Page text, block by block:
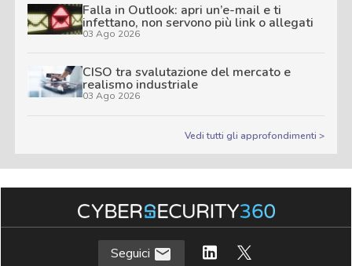
Falla in Outlook: apri un’e-mail e ti
infettano, non servono più link o allegati
03 Ago 2026
CISO tra svalutazione del mercato e
realismo industriale
03 Ago 2026
Vedi tutti gli approfondimenti >
Seguici